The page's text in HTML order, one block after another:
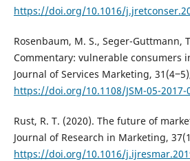
https://doi.org/10.1016/
Rosenbaum, M. S., Seger-Guttmann,
Commentary: vulnerable consumers
Journal of Services Marketing,
https://doi.org/10.1108/JSM-05-2017-
Rust, R. T. (2020). The future of
Journal of Research in Marketing,
https://doi.org/10.1016/